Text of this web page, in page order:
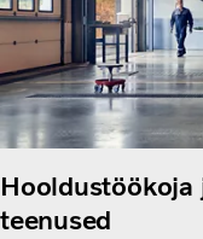
Hooldustöökoja
teenused